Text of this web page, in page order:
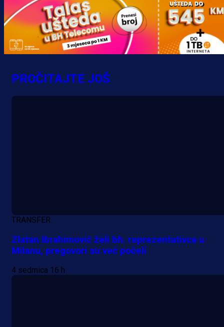
Željo uprkos svim problemima
krenuo pobjedom: Plavi slavili na
Grbavici!
PROČITAJTE JOŠ
TRANSFER
Zlatan Ibrahimović želi bh. reprezentativca u
Milanu, pregovori su već počeli
4 sedmica 16 h